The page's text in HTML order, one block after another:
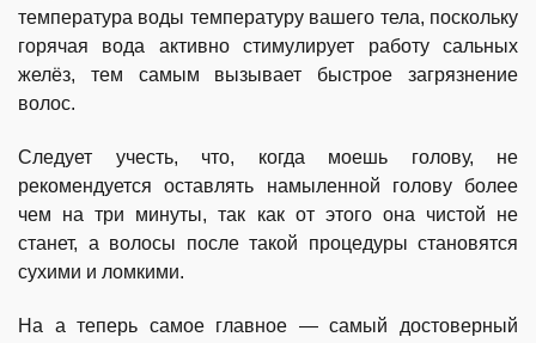
температура воды температуру вашего тела, поскольку
горячая вода активно стимулирует работу сальных
желёз, тем самым вызывает быстрое загрязнение
волос.
Следует учесть, что, когда моешь голову, не
рекомендуется оставлять намыленной голову более
чем на три минуты, так как от этого она чистой не
станет, а волосы после такой процедуры становятся
сухими и ломкими.
На а теперь самое главное — самый достоверный